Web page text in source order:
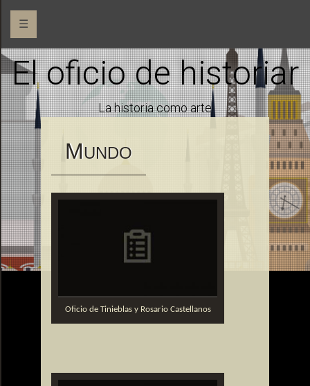
☰
El oficio de historiar
La historia como arte
MUNDO
Oficio de Tinieblas y Rosario Castellanos